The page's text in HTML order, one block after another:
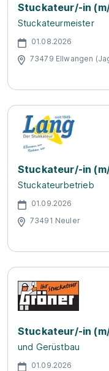
Stuckateur/-in
Stuckateurmeister
01.08.2026
73479 Ellwangen
Stuckateur/-in
Stuckateurbetrieb
01.09.2026
73491 Neuler
Stuckateur/-in
und Gerüstbau
01.09.2026